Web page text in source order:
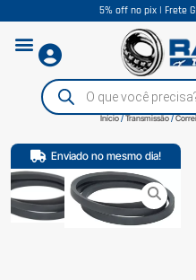
5% off no pix | Frete
Início/Transmissão/
Enviado no mesmo dia!